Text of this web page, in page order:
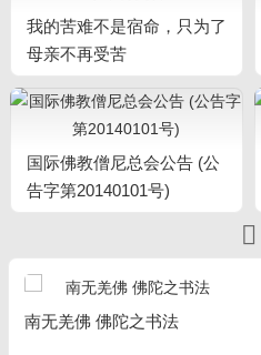
我的苦难不是宿命，只为了
母亲不再受苦
国际佛教僧尼总会公告 (公
告字第20140101号)
南无羌佛 佛陀之书法